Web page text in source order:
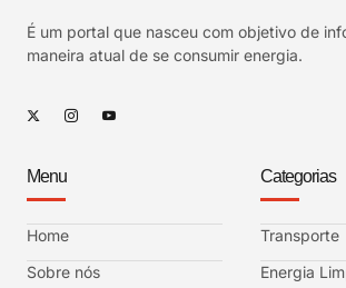
É um portal que nasceu com objetivo de
maneira atual de se consumir energia.
Menu
Home
Sobre nós
Categorias
Transporte
Energia